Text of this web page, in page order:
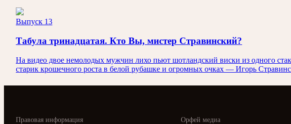
Выпуск 13
Табула тринадцатая. Кто Вы, мистер Стравинский?
На видео двое немолодых мужчин лихо пьют шотландский виски из одного
старик крошечного роста в белой рубашке и огромных очках — Игорь
Орфей медиа
Правовая информация